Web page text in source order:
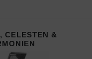
CELESTEN &